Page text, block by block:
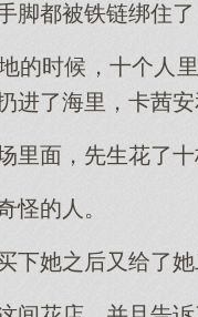
脚都被铁链绑住
的时候，十个人
进了海里，卡茜
里面，先生花了十
怪的人。
下她之后又给了